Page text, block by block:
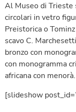
Al Museo di
circolari in vetro
Preistorica o
scavo C.
bronzo con
con monogramma
africana con menorà.
[slideshow